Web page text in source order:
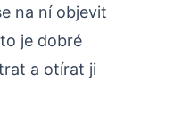
na ní objevit
je dobré
a otírat ji